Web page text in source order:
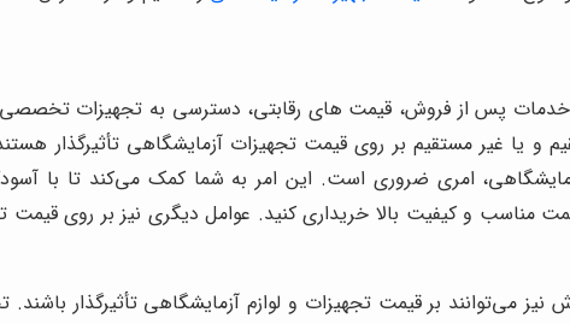
پس از فروش، قیمت های رقابتی، دسترسی به تجهیزات
و یا غیر مستقیم بر روی قیمت تجهیزات آزمایشگاهی تأثیرگذار
امری ضروری است. این امر به شما کمک می‌کند تا با
مناسب و کیفیت بالا خریداری کنید. عوامل دیگری نیز بر روی قیمت
می‌توانند بر قیمت تجهیزات و لوازم آزمایشگاهی تأثیرگذار باشند.